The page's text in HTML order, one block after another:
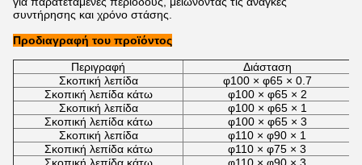
συντήρησης και χρόνο στάσης.
Προδιαγραφή του προϊόντος
Περιγραφή
Διάσταση
Σκοπική λεπίδα
φ100 × φ65 × 0.7
Σκοπική λεπίδα κάτω
φ100 × φ65 × 2
Σκοπική λεπίδα
φ100 × φ65 × 1
Σκοπική λεπίδα κάτω
φ100 × φ65 × 3
Σκοπική λεπίδα
φ110 × φ90 × 1
Σκοπική λεπίδα κάτω
φ110 × φ75 × 3